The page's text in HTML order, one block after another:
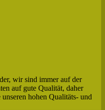
wir sind immer auf der
auf gute Qualität, daher
hohen Qualitäts- und